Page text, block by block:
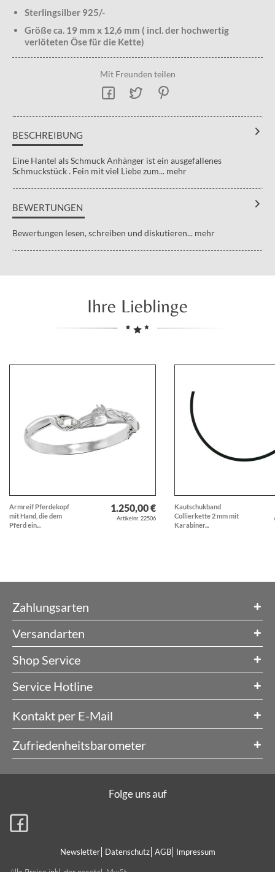
Sterlingsilber 925/-
Größe ca. 19 mm x 12,6 mm ( incl. der hochwertig
verlöteten Öse für die Kette)
Mit Freunden teilen
BESCHREIBUNG
Eine Hantel als Schmuck Anhänger ist ein ausgefallenes
Schmuckstück . Fein mit viel Liebe zum... mehr
BEWERTUNGEN
Bewertungen lesen, schreiben und diskutieren... mehr
Ihre Lieblinge
Armreif Pferdekopf
mit Hand, die dem
Pferd ein...
1.250,00 €
Artikelnr. 22506
Kautschukband
Collierkette 2 mm mit
Karabiner...
Zahlungsarten
Versandarten
Shop Service
Service Hotline
Kontakt per E-Mail
Zufriedenheitsbarometer
Newsletter Datenschutz AGB Impressum
Folge uns auf